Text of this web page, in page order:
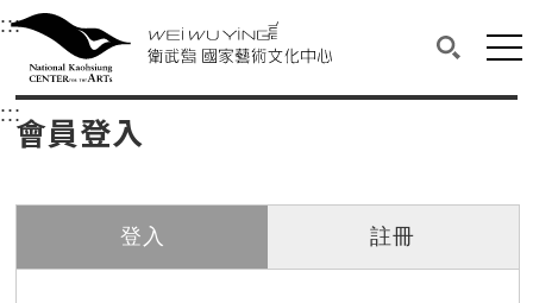
衛武營國家藝術文化中心
中央內容區塊，為本頁主要內容區。
:::選單連結區塊，此區塊列有本網站主要連結。
衛武營國家藝術文化中心
搜尋(開
網
::: 中央內容區塊，為本頁主要內容區。
會員登入
登入 註冊